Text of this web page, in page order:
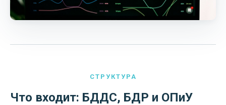
СТРУКТУРА
Что входит: БДДС, БДР и ОПиУ